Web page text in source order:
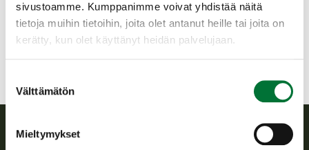
sivustoamme. Kumppanimme voivat yhdistää näitä
tietoja muihin tietoihin, joita olet antanut heille tai joita on
kerätty, kun olet käyttänyt heidän palvelujaan.
valinta
Välttämätön
Mieltymykset
040-3544899 tai 0400905092